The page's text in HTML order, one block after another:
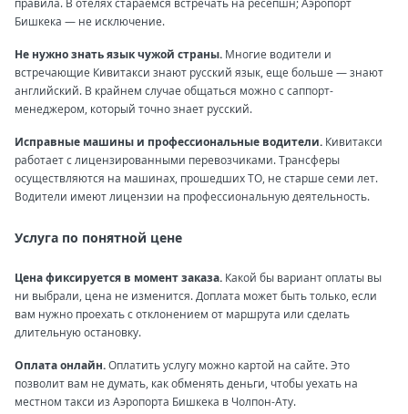
Бишкека — не исключение.
Не нужно знать язык чужой страны. Многие водители и
встречающие Кивитакси знают русский язык, еще больше — знают
английский. В крайнем случае общаться можно с саппорт-
менеджером, который точно знает русский.
Исправные машины и профессиональные водители. Кивитакси
работает с лицензированными перевозчиками. Трансферы
осуществляются на машинах, прошедших ТО, не старше семи лет.
Водители имеют лицензии на профессиональную деятельность.
Услуга по понятной цене
Цена фиксируется в момент заказа. Какой бы вариант оплаты вы
ни выбрали, цена не изменится. Доплата может быть только, если
вам нужно проехать с отклонением от маршрута или сделать
длительную остановку.
Оплата онлайн.Оплатить услугу можно картой на сайте. Это
позволит вам не думать, как обменять деньги, чтобы уехать на
местном такси из Аэропорта Бишкека в Чолпон-Ату.